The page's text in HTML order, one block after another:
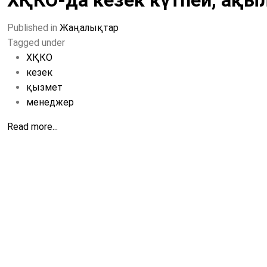
Published in Жаңалықтар
Tagged under
ХҚКО
кезек
қызмет
менеджер
Read more...